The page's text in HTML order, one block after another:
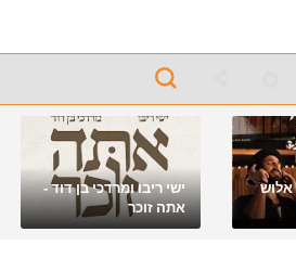
אלוש
ישי ריבו ומרדכי בן דוד -
אתה זוכר